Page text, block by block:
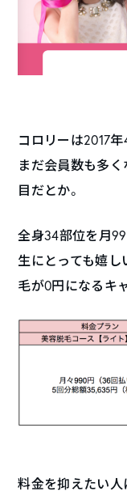
コロリーは2017年
まだ会員数も多
目だとか。
全身34部位を月
生にとっても嬉し
毛が0円になるキ
料金を抑えたい人